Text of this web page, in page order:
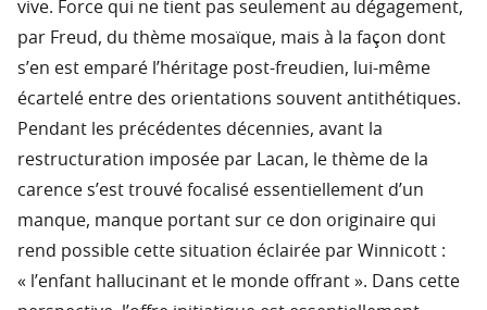
vive. Force qui ne tient pas seulement au dégagement,
par Freud, du thème mosaïque, mais à la façon dont
s’en est emparé l’héritage post-freudien, lui-même
écartelé entre des orientations souvent antithétiques.
Pendant les précédentes décennies, avant la
restructuration imposée par Lacan, le thème de la
carence s’est trouvé focalisé essentiellement d’un
manque, manque portant sur ce don originaire qui
rend possible cette situation éclairée par Winnicott :
« l’enfant hallucinant et le monde offrant ». Dans cette